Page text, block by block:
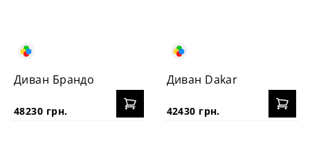
Диван Брандо
48230 грн.
Диван Dakar
42430 грн.